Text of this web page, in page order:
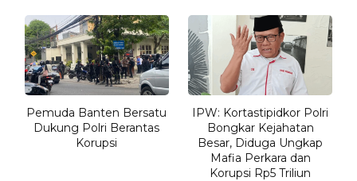
Pemuda Banten Bersatu
Dukung Polri Berantas
Korupsi
IPW: Kortastipidkor Polri
Bongkar Kejahatan
Besar, Diduga Ungkap
Mafia Perkara dan
Korupsi Rp5 Triliun